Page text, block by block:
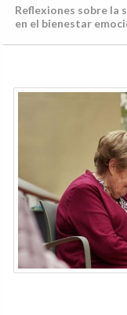
Reflexiones sobre la
en el bienestar